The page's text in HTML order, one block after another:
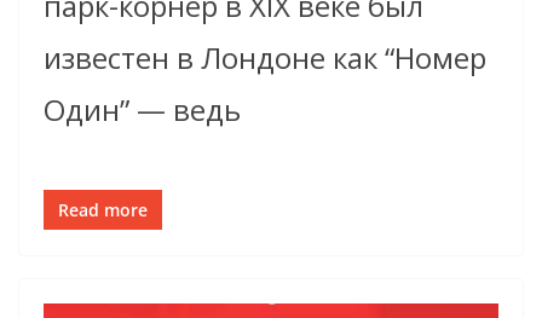
известен в Лондоне как “Номер
Один” — ведь
Read more